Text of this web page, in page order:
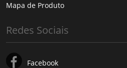
Mapa de Produto
Redes Sociais
Facebook